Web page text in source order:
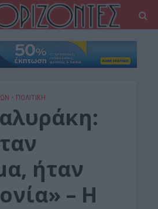
• ΠΟΛΙΤΙΚΗ
ήταν
– Η